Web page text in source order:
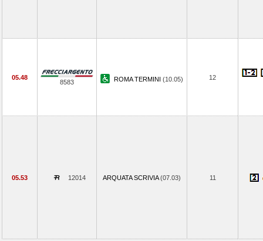
05.48
8583 ROMA TERMINI (10.05) 12
05.53 12014 ARQUATA SCRIVIA(07.03) 11